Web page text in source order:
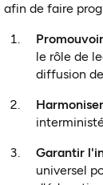
afin de faire
le rôle de
diffusion
Garantir
universel